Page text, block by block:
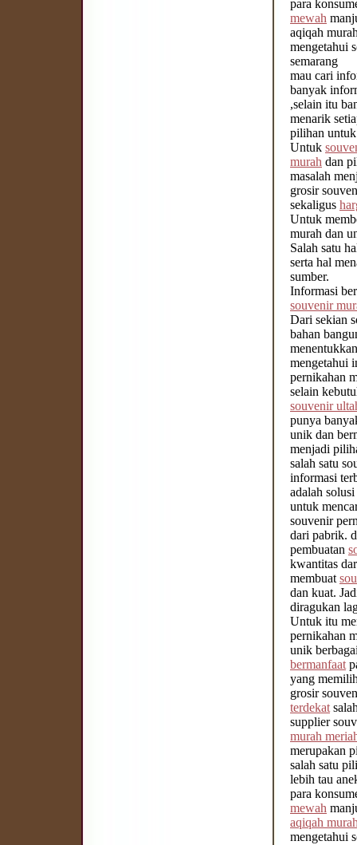
para
mewah
aqiqah
mengetahui
semarang
mau cari
banyak
,selain itu
menarik
pilihan
Untuk
murah dan
masalah
grosir
sekaligus
Untuk
murah dan
Salah satu
serta hal
sumber.
Informasi
souvenir
Dari sekian
bahan
mengetahui
pernikahan
selain
souvenir
punya
unik dan
menjadi
salah satu
informasi
adalah
untuk
souvenir
dari pabrik.
pembuatan
kwantitas
membuat
dan kuat.
diragukan
Untuk itu
pernikahan
unik
bermanfaat
yang
grosir
terdekat
supplier
murah
merupakan
salah satu
lebih tau
para
mewah
aqiqah
mengetahui